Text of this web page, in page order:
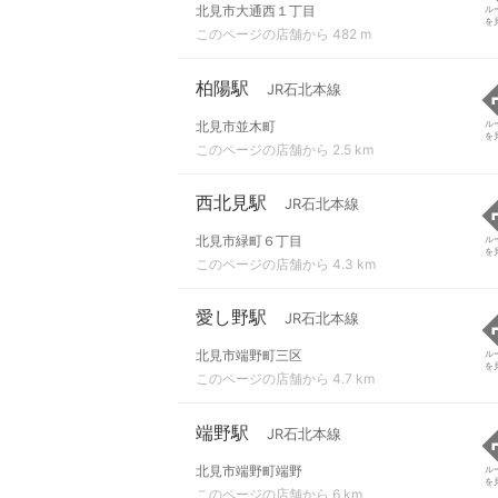
北見市大通西１丁目
このページの店舗から 482 m
ル
を
柏陽駅 JR石北本線
北見市並木町
このページの店舗から 2.5 km
ル
を
西北見駅 JR石北本線
北見市緑町６丁目
このページの店舗から 4.3 km
ル
を
愛し野駅 JR石北本線
北見市端野町三区
このページの店舗から 4.7 km
ル
を
端野駅 JR石北本線
北見市端野町端野
このページの店舗から 6 km
ル
を